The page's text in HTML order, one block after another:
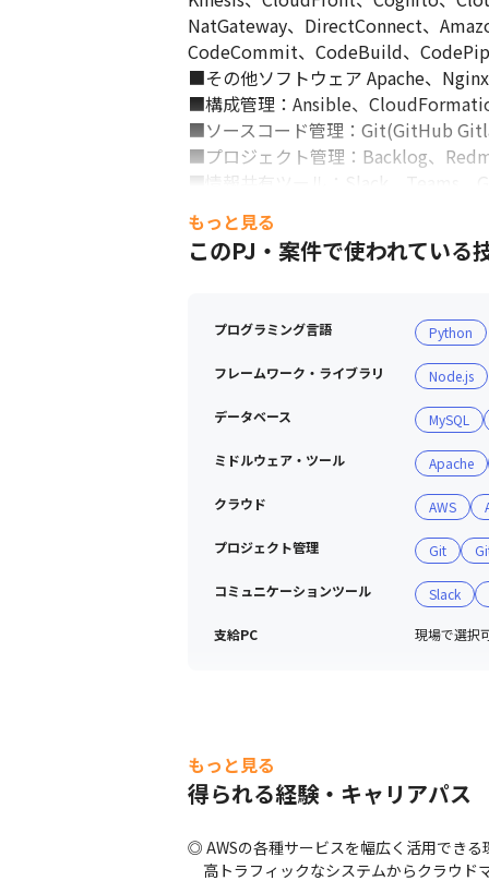
NatGateway、DirectConnect、
CodeCommit、CodeBuild、
■その他ソフトウェア Apache、
■構成管理：Ansible、
■ソースコード管理：Git(GitHub
■プロジェクト管理：Backlog、
■情報共有ツール：Slack、Teams
もっと見る
このPJ・案件で使われている
プログラミング言語 Python
フレームワーク・ライブラリ Node.js
データベース MySQL
ミドルウェア・ツール Apache
クラウド AWS
プロジェクト管理 Git
コミュニケーションツール Slack
支給PC 現場で選択
もっと見る
得られる経験・キャリアパス
◎ AWSの各種サービスを幅広く活用できる
高トラフィックなシステムからクラウド